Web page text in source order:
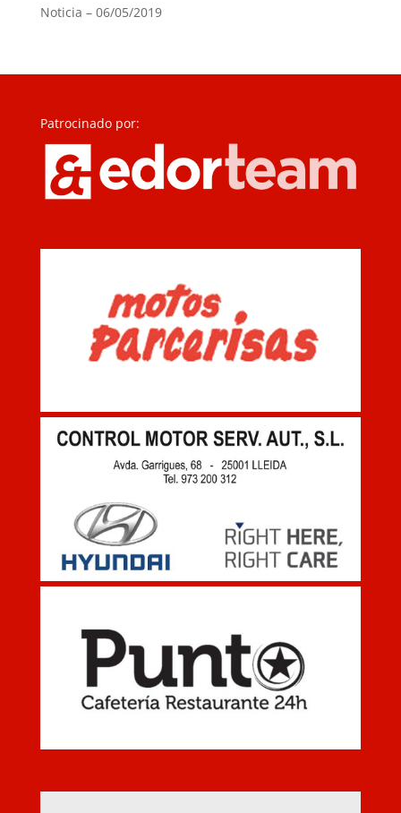
Noticia – 06/05/2019
Patrocinado por: